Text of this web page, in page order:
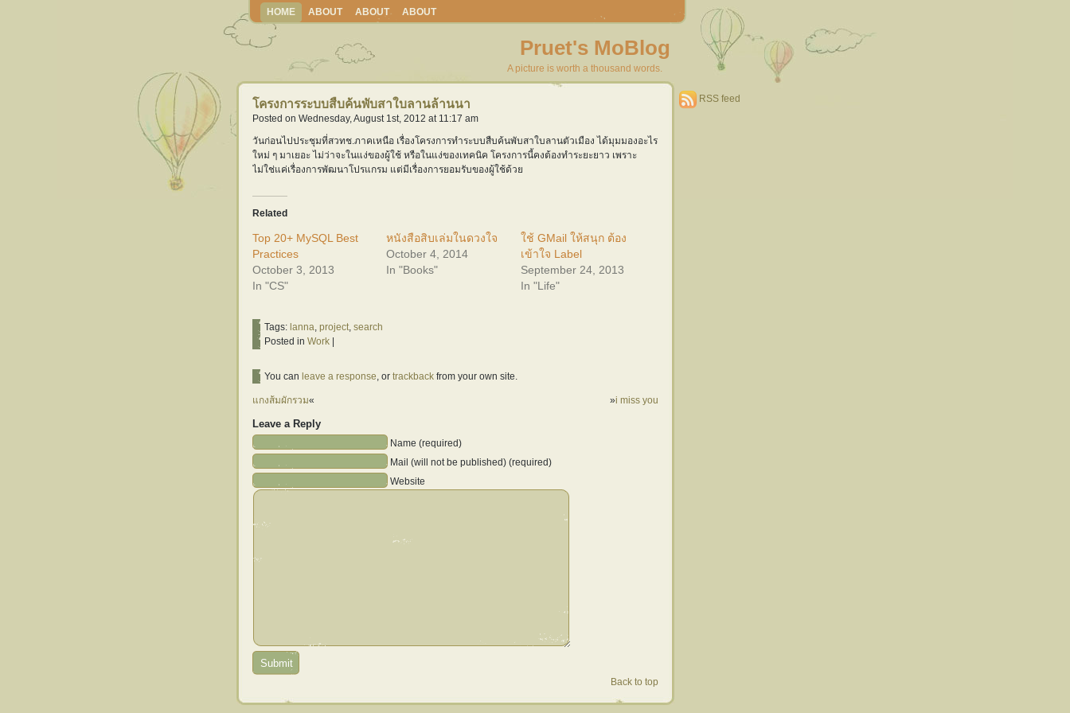
HOME ABOUT ABOUT ABOUT
Pruet's MoBlog
A picture is worth a thousand words.
โครงการระบบสืบค้นพับสาใบลานล้านนา
Posted on Wednesday, August 1st, 2012 at 11:17 am
วันก่อนไปประชุมที่สวทช.ภาคเหนือ เรื่องโครงการทำระบบสืบค้นพับสาใบลานตัวเมือง ได้มุมมองอะไร
ใหม่ ๆ มาเยอะ ไม่ว่าจะในแง่ของผู้ใช้ หรือในแง่ของเทคนิค โครงการนี้คงต้องทำระยะยาว เพราะ
ไม่ใช่แค่เรื่องการพัฒนาโปรแกรม แต่มีเรื่องการยอมรับของผู้ใช้ด้วย
Related
Top 20+ MySQL Best
Practices
October 3, 2013
In "CS"
หนังสือสิบเล่มในดวงใจ
October 4, 2014
In "Books"
ใช้ GMail ให้สนุก ต้อง
เข้าใจ Label
September 24, 2013
In "Life"
Tags: lanna, project, search
Posted in Work
You can leave a response, or trackback from your own site.
แกงส้มผักรวม« »i miss you
Leave a Reply
Name (required)
Mail (will not be published) (required)
Website
Back to top
RSS feed